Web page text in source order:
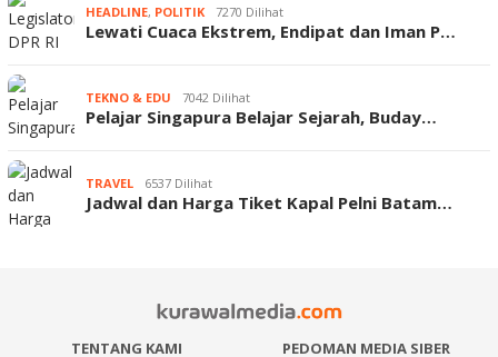
HEADLINE, POLITIK 7270 Dilihat
Lewati Cuaca Ekstrem, Endipat dan Iman P…
TEKNO & EDU 7042 Dilihat
Pelajar Singapura Belajar Sejarah, Buday…
TRAVEL 6537 Dilihat
Jadwal dan Harga Tiket Kapal Pelni Batam…
TENTANG KAMI PEDOMAN MEDIA SIBER